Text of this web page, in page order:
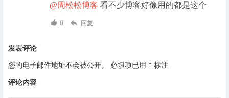
@周松松博客 看不少博客好像用的都是这个
0 回复
发表评论
您的电子邮件地址不会被公开。 必填项已用 * 标注
评论内容